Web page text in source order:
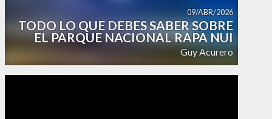
TODO LO QUE DEBES SABER SOBRE
EL PARQUE NACIONAL RAPA NUI
Guy Acurero
09/ABR/2026